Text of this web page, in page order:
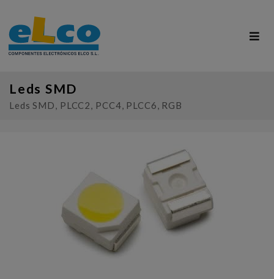
Leds SMD
Leds SMD, PLCC2, PCC4, PLCC6, RGB